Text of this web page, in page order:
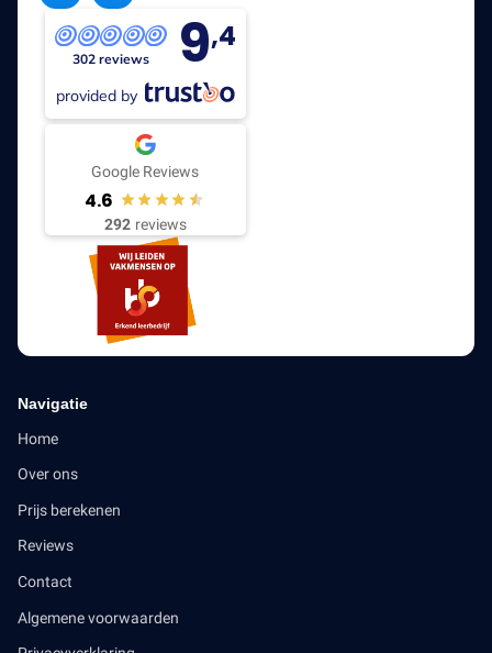
302 reviews 9,4
provided by
Google Reviews
4.6
292 reviews
Navigatie
Home
Over ons
Prijs berekenen
Reviews
Contact
Algemene voorwaarden